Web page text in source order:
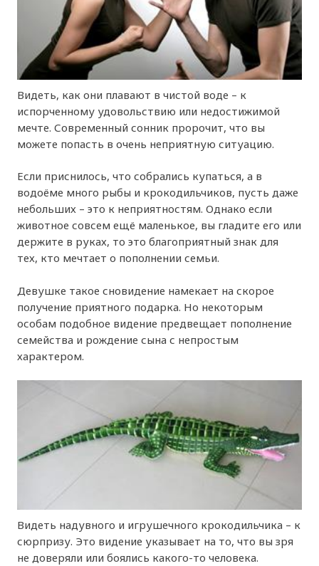
Видеть, как они плавают в чистой воде – к
испорченному удовольствию или недостижимой
мечте. Современный сонник пророчит, что вы
можете попасть в очень неприятную ситуацию.
Если приснилось, что собрались купаться, а в
водоёме много рыбы и крокодильчиков, пусть даже
небольших – это к неприятностям. Однако если
животное совсем ещё маленькое, вы гладите его или
держите в руках, то это благоприятный знак для
тех, кто мечтает о пополнении семьи.
Девушке такое сновидение намекает на скорое
получение приятного подарка. Но некоторым
особам подобное видение предвещает пополнение
семейства и рождение сына с непростым
характером.
Видеть надувного и игрушечного крокодильчика – к
сюрпризу. Это видение указывает на то, что вы зря
не доверяли или боялись какого-то человека.